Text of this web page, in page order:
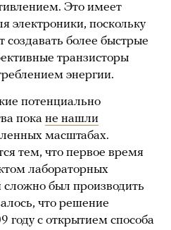
Это имеет
электроники, поскольку
создавать более быстрые
транзисторы
энергии.
потенциально
пока не нашли
масштабах.
тем, что первое время
лабораторных
был производить
что решение
году с открытием способа